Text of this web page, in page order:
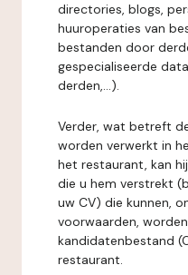
directories, blogs,
huuroperaties van
bestanden door
gespecialiseerde
derden,...).
Verder, wat betreft
worden verwerkt in
het restaurant, kan
die u hem verstrekt
uw CV) die kunnen,
voorwaarden,
kandidatenbestand
restaurant.